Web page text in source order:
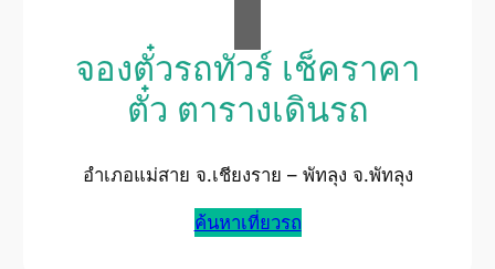
จองตั๋วรถทัวร์ เช็คราคา
ตั๋ว ตารางเดินรถ
อำเภอแม่สาย จ.เชียงราย – พัทลุง จ.พัทลุง
ค้นหาเที่ยวรถ